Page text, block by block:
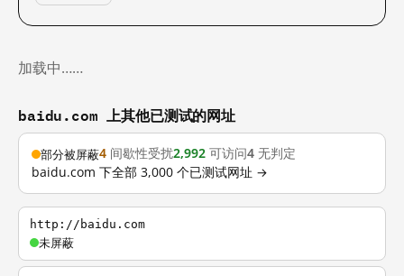
加载中……
baidu.com 上其他已测试的网址
部分被屏蔽4 间歇性受扰2,992 可访问4 无判定
baidu.com 下全部 3,000 个已测试网址 →
http://baidu.com
未屏蔽